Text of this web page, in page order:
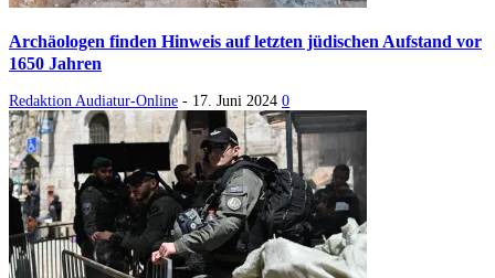
Archäologen finden Hinweis auf letzten jüdischen Aufstand vor
1650 Jahren
Redaktion Audiatur-Online - 17. Juni 2024 0